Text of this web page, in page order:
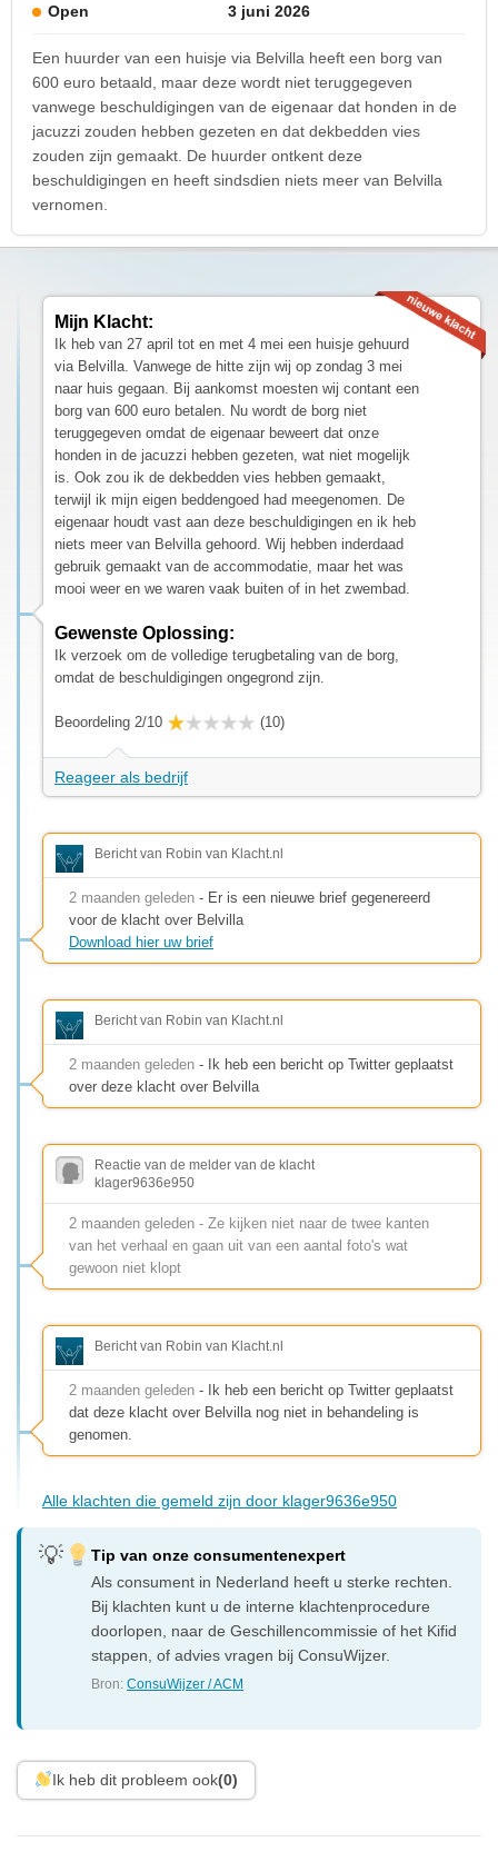
Open 3 juni 2026
Een huurder van een huisje via Belvilla heeft een borg van
600 euro betaald, maar deze wordt niet teruggegeven
vanwege beschuldigingen van de eigenaar dat honden in de
jacuzzi zouden hebben gezeten en dat dekbedden vies
zouden zijn gemaakt. De huurder ontkent deze
beschuldigingen en heeft sindsdien niets meer van Belvilla
vernomen.
Mijn Klacht:
Ik heb van 27 april tot en met 4 mei een huisje gehuurd
via Belvilla. Vanwege de hitte zijn wij op zondag 3 mei
naar huis gegaan. Bij aankomst moesten wij contant een
borg van 600 euro betalen. Nu wordt de borg niet
teruggegeven omdat de eigenaar beweert dat onze
honden in de jacuzzi hebben gezeten, wat niet mogelijk
is. Ook zou ik de dekbedden vies hebben gemaakt,
terwijl ik mijn eigen beddengoed had meegenomen. De
eigenaar houdt vast aan deze beschuldigingen en ik heb
niets meer van Belvilla gehoord. Wij hebben inderdaad
gebruik gemaakt van de accommodatie, maar het was
mooi weer en we waren vaak buiten of in het zwembad.
Gewenste Oplossing:
Ik verzoek om de volledige terugbetaling van de borg,
omdat de beschuldigingen ongegrond zijn.
Beoordeling 2/10 (10)
Reageer als bedrijf
Bericht van Robin van Klacht.nl
2 maanden geleden - Er is een nieuwe brief gegenereerd
voor de klacht over Belvilla
Download hier uw brief
Bericht van Robin van Klacht.nl
2 maanden geleden - Ik heb een bericht op Twitter geplaatst
over deze klacht over Belvilla
Reactie van de melder van de klacht
klager9636e950
2 maanden geleden - Ze kijken niet naar de twee kanten
van het verhaal en gaan uit van een aantal foto's wat
gewoon niet klopt
Bericht van Robin van Klacht.nl
2 maanden geleden - Ik heb een bericht op Twitter geplaatst
dat deze klacht over Belvilla nog niet in behandeling is
genomen.
Alle klachten die gemeld zijn door klager9636e950
Tip van onze consumentenexpert
Als consument in Nederland heeft u sterke rechten.
Bij klachten kunt u de interne klachtenprocedure
doorlopen, naar de Geschillencommissie of het Kifid
stappen, of advies vragen bij ConsuWijzer.
Bron:ConsuWijzer / ACM
Ik heb dit probleem ook(0)